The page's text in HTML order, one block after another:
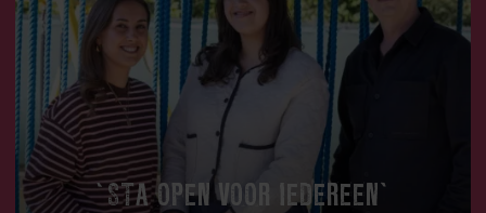
‘STA OPEN VOOR IEDEREEN’